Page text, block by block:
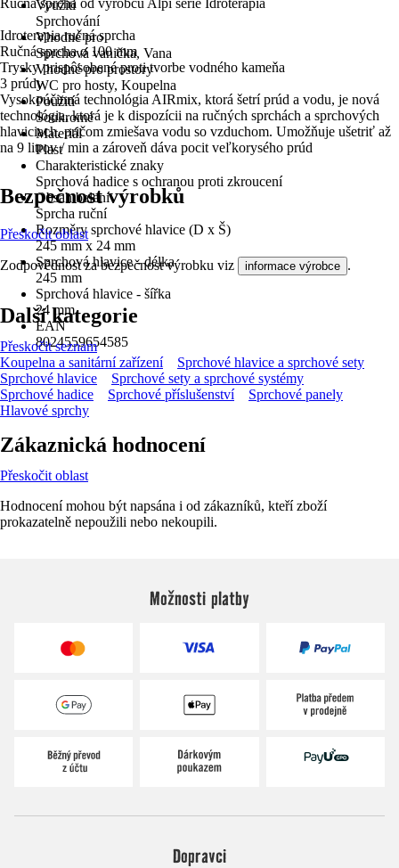
Využití
Sprchování
Vhodné pro
Sprchová vanička, Vana
Vhodné pro prostory
WC pro hosty, Koupelna
Použití
Soukromé
Materiál
Plast
Charakteristické znaky
Sprchová hadice s ochranou proti zkroucení
Obsah balení
Sprcha ruční
Rozměry sprchové hlavice (D x Š)
245 mm x 24 mm
Sprchová hlavice - délka
245 mm
Sprchová hlavice - šířka
24 mm
EAN
8024559654585
Ručná sprcha od výrobcu Alpi série Idroterapia
Idroterapia ručná sprcha
Ručná sprcha ø 100 mm
Trysky prispôsobené proti tvorbe vodného kameňa
3 prúdy
Vysokoúčinná technológia AIRmix, ktorá šetrí prúd a vodu, je nová
technológia, ktorá je k dispozícii na ručných sprchách a sprchových
hlaviciach, pričom zmiešava vodu so vzduchom. Umožňuje ušetriť až
na 9 litrov / min a zároveň dáva pocit veľkorysého prúd
Bezpečnost výrobků
Přeskočit oblast
Zodpovědnost za bezpečnost výrobku viz informace výrobce .
Další kategorie
Přeskočit seznam
Koupelna a sanitární zařízení
Sprchové hlavice a sprchové sety
Sprchové hlavice
Sprchové sety a sprchové systémy
Sprchové hadice
Sprchové příslušenství
Sprchové panely
Hlavové sprchy
Zákaznická hodnocení
Přeskočit oblast
Hodnocení mohou být napsána i od zákazníků, kteří zboží
prokazatelně nepoužili nebo nekoupili.
Možnosti platby
Dopravci